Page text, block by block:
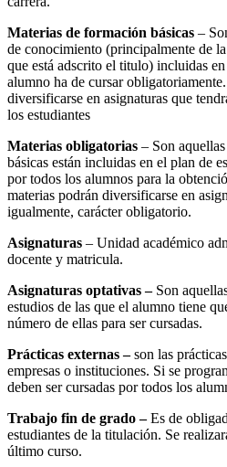
Materias de formación básicas –
de conocimiento (principalmente de
que está adscrito el titulo) incluidas
alumno ha de cursar
diversificarse en asignaturas que
los estudiantes
Materias obligatorias – Son
básicas están incluidas en el plan de
por todos los alumnos para la
materias podrán diversificarse en
igualmente, carácter obligatorio.
Asignaturas – Unidad académico
docente y matricula.
Asignaturas optativas –Son
estudios de las que el alumno tiene
número de ellas para ser cursadas.
Prácticas externas –son las
empresas o instituciones. Si se
deben ser cursadas por todos los
Trabajo fin de grado –Es de
estudiantes de la titulación. Se
último curso.